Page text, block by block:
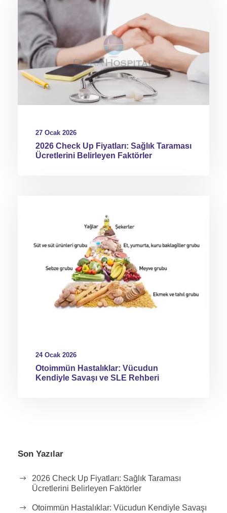
27 Ocak 2026
2026 Check Up Fiyatları: Sağlık Taraması
Ücretlerini Belirleyen Faktörler
24 Ocak 2026
Otoimmün Hastalıklar: Vücudun
Kendiyle Savaşı ve SLE Rehberi
Son Yazılar
2026 Check Up Fiyatları: Sağlık Taraması
Ücretlerini Belirleyen Faktörler
Otoimmün Hastalıklar: Vücudun Kendiyle Savaşı